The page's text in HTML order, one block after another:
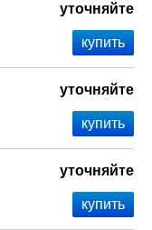
уточняйте
уточняйте
уточняйте